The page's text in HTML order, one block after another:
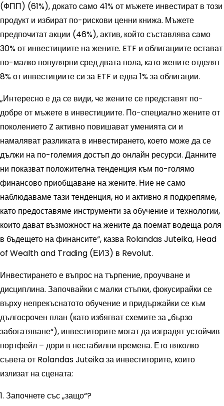
(ФПП) (61%), докато само 41% от мъжете инвестират в този
продукт и избират по-рискови ценни книжа. Мъжете
предпочитат акции (46%), актив, който съставлява само
30% от инвестициите на жените. ETF и облигациите остават
по-малко популярни сред двата пола, като жените отделят
8% от инвестициите си за ETF и едва 1% за облигации.
„Интересно е да се види, че жените се представят по-
добре от мъжете в инвестициите. По-специално жените от
поколението Z активно повишават уменията си и
намаляват разликата в инвестирането, което може да се
дължи на по-големия достъп до онлайн ресурси. Данните
ни показват положителна тенденция към по-голямо
финансово приобщаване на жените. Ние не само
наблюдаваме тази тенденция, но и активно я подкрепяме,
като предоставяме инструменти за обучение и технологии,
които дават възможност на жените да поемат водеща роля
в бъдещето на финансите“, казва Rolandas Juteika, Head
of Wealth and Trading (ЕИЗ) в Revolut.
Инвестирането е въпрос на търпение, проучване и
дисциплина. Започвайки с малки стъпки, фокусирайки се
върху непрекъснатото обучение и придържайки се към
дългосрочен план (като избягват схемите за „бързо
забогатяване“), инвеститорите могат да изградят устойчив
портфейл – дори в нестабилни времена. Ето няколко
съвета от Rolandas Juteika за инвеститорите, които
излизат на сцената:
1. Започнете със „защо“?